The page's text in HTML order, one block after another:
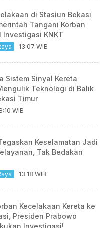
di Stasiun Bekasi
Tangani Korban
Investigasi KNKT
13:07 WIB
Sistem Sinyal Kereta
Teknologi di Balik
Timur
WIB
Keselamatan Jadi
Tak Bedakan
13:18 WIB
Kecelakaan Kereta ke
Presiden Prabowo
Investigasi!